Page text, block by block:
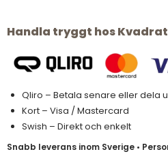
Handla tryggt hos
Qliro – Betala senare eller dela
Kort – Visa / Mastercard
Swish – Direkt och enkelt
Snabb leverans inom Sverige •